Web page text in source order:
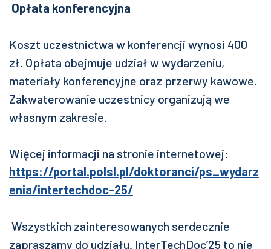
Opłata konferencyjna
Koszt uczestnictwa w konferencji wynosi 400
zł. Opłata obejmuje udział w wydarzeniu,
materiały konferencyjne oraz przerwy kawowe.
Zakwaterowanie uczestnicy organizują we
własnym zakresie.
Więcej informacji na stronie internetowej:
https://portal.polsl.pl/doktoranci/ps_wydarz
enia/intertechdoc-25/
Wszystkich zainteresowanych serdecznie
zapraszamy do udziału. InterTechDoc’25 to nie